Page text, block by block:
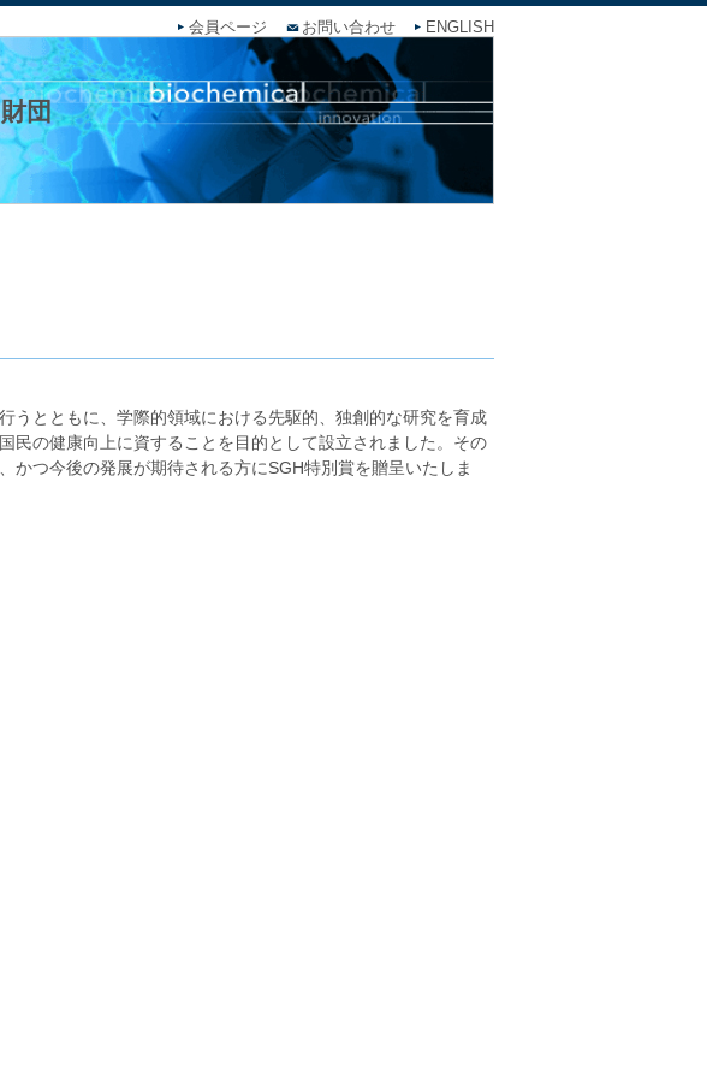
会員ページ お問い合わせ ENGLISH
団
うとともに、学際的領域における先駆的、独創的な研究を育成
民の健康向上に資することを目的として設立されました。その
かつ今後の発展が期待される方にSGH特別賞を贈呈いたしま